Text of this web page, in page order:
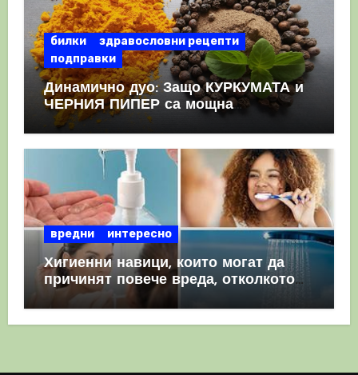
билки
здравословни рецепти
подправки
Динамично дуо: Защо КУРКУМАТА и
ЧЕРНИЯ ПИПЕР са мощна
комбинация
вредни интересно
Хигиенни навици, които могат да
причинят повече вреда, отколкото
полза